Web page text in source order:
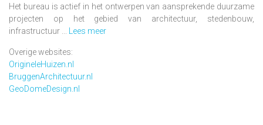
Het bureau is actief in het ontwerpen van aansprekende duurzame
projecten op het gebied van architectuur, stedenbouw,
infrastructuur ... Lees meer
Overige websites:
OrigineleHuizen.nl
BruggenArchitectuur.nl
GeoDomeDesign.nl